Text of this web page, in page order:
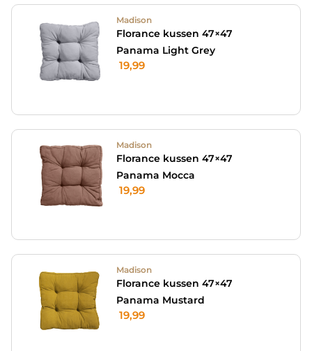
Madison
Florance kussen 47×47
Panama Light Grey
19,99
Madison
Florance kussen 47×47
Panama Mocca
19,99
Madison
Florance kussen 47×47
Panama Mustard
19,99